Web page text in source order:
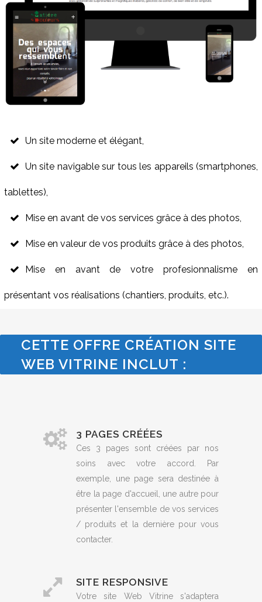
Un site moderne et élégant,
Un site navigable sur tous les appareils (smartphones,
tablettes),
Mise en avant de vos services grâce à des photos,
Mise en valeur de vos produits grâce à des photos,
Mise en avant de votre profesionnalisme en
présentant vos réalisations (chantiers, produits, etc.).
CETTE OFFRE CRÉATION SITE
WEB VITRINE INCLUT :
3 PAGES CRÉÉES
Ces 3 pages sont créées par nos
soins avec votre accord. Par
exemple, une page sera destinée à
être la page d'accueil, une autre pour
présenter l'ensemble de vos services
/ produits et la dernière pour vous
contacter.
SITE RESPONSIVE
Votre site Web Vitrine s'adaptera